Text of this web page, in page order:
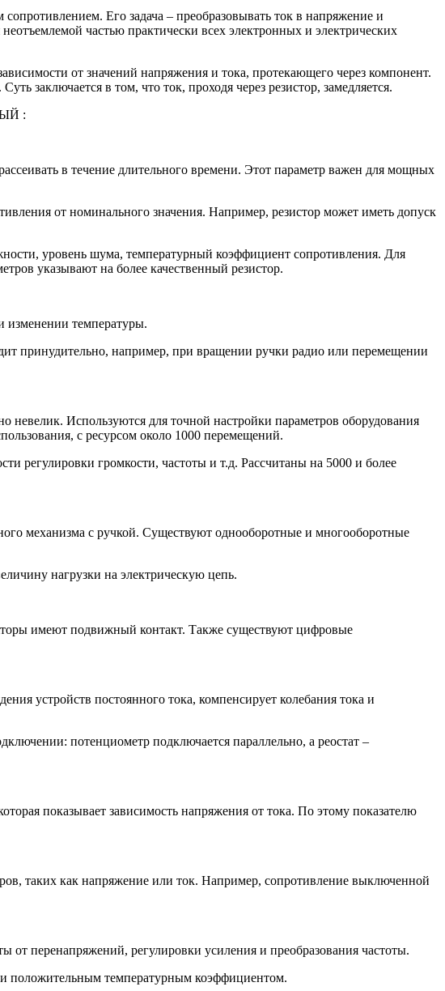
Его задача – преобразовывать ток в напряжение и
частью практически всех электронных и электрических
от значений напряжения и тока, протекающего через компонент.
заключается в том, что ток, проходя через резистор, замедляется.
:
в течение длительного времени. Этот параметр важен для мощных
от номинального значения. Например, резистор может иметь допуск
уровень шума, температурный коэффициент сопротивления. Для
указывают на более качественный резистор.
изменении температуры.
принудительно, например, при вращении ручки радио или перемещении
Используются для точной настройки параметров оборудования
с ресурсом около 1000 перемещений.
регулировки громкости, частоты и т.д. Рассчитаны на 5000 и более
механизма с ручкой. Существуют однооборотные и многооборотные
нагрузки на электрическую цепь.
имеют подвижный контакт. Также существуют цифровые
устройств постоянного тока, компенсирует колебания тока и
потенциометр подключается параллельно, а реостат –
показывает зависимость напряжения от тока. По этому показателю
таких как напряжение или ток. Например, сопротивление выключенной
от перенапряжений, регулировки усиления и преобразования частоты.
и положительным температурным коэффициентом.